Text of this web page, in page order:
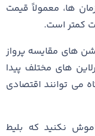
‌ها، معمولاً قیمت
کمتر است.
های مقایسه پرواز
های مختلف پیدا
می‌ توانند اقتصادی‌
نکنید که بلیط